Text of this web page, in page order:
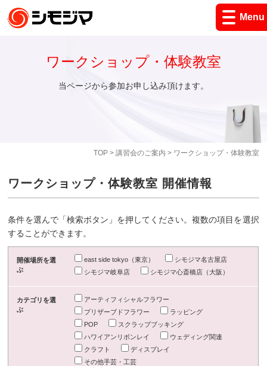
Menu
TOP> 講習会のご案内 > ワークショップ・体験教室
ワークショップ・体験教室
当ページから参加お申し込み頂けます。
ワークショップ・体験教室 開催情報
条件を選んで「検索ボタン」を押してください。複数の項目を選択
することができます。
開催場所を選
ぶ
east side tokyo（東京）
シモジマ名古屋店
シモジマ岐阜店
シモジマ心斎橋店（大阪）
カテゴリを選
ぶ
アーティフィシャルフラワー
プリザーブドフラワー
ラッピング
POP
スクラップブッキング
ハワイアンリボンレイ
ウェディング関連
クラフト
ディスプレイ
その他手芸・工芸